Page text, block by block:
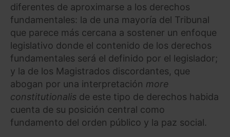
diferentes de aproximarse a los derechos
fundamentales: la de una mayoría del Tribunal
que parece más cercana a sostener un enfoque
legislativo donde el contenido de los derechos
fundamentales será el definido por el legislador;
y la de los Magistrados discordantes, que
abogan por una interpretación more
constitutionalis de este tipo de derechos habida
cuenta de su posición central como
fundamento del orden público y la paz social.